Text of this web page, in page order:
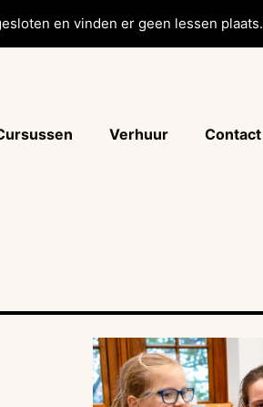
en vinden er geen lessen plaats.
Verhuur Contact